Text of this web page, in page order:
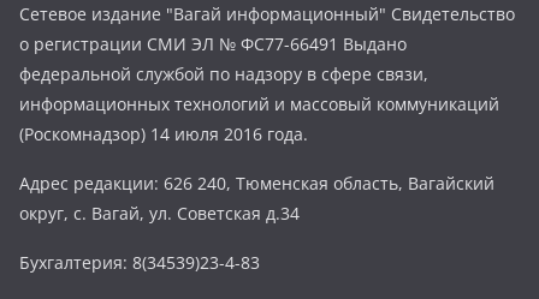
Сетевое издание "Вагай информационный" Свидетельство
о регистрации СМИ ЭЛ № ФС77-66491 Выдано
федеральной службой по надзору в сфере связи,
информационных технологий и массовый коммуникаций
(Роскомнадзор) 14 июля 2016 года.
Адрес редакции: 626 240, Тюменская область, Вагайский
округ, с. Вагай, ул. Советская д.34
Бухгалтерия: 8(34539)23-4-83